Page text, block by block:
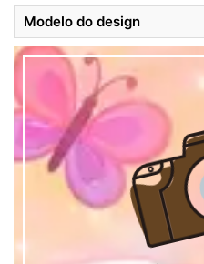
Modelo do design